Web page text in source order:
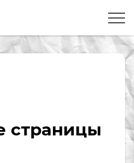
страницы